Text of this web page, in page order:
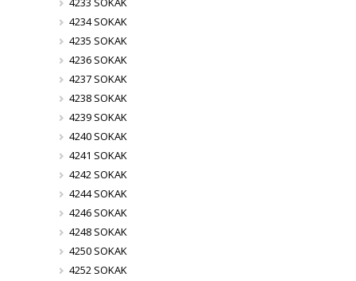
4234 SOKAK
4235 SOKAK
4236 SOKAK
4237 SOKAK
4238 SOKAK
4239 SOKAK
4240 SOKAK
4241 SOKAK
4242 SOKAK
4244 SOKAK
4246 SOKAK
4248 SOKAK
4250 SOKAK
4252 SOKAK